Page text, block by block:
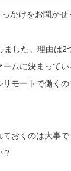
かけをお聞かせ
ました。理由は
ムに決まって
リモートで働く
おくのは大事